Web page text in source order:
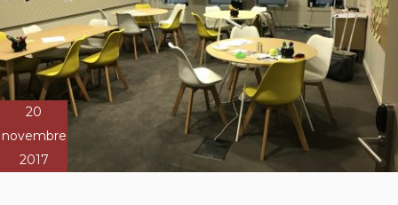
20
novembre
2017